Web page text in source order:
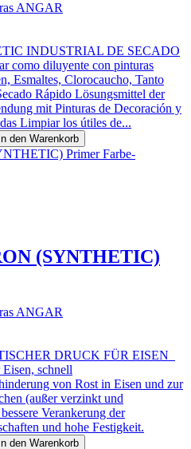
ANGAR
INDUSTRIAL DE SECADO
como diluyente con pinturas
Esmaltes, Clorocaucho, Tanto
Rápido Lösungsmittel der
mit Pinturas de Decoración y
Limpiar los útiles de...
In den Warenkorb
(SYNTHETIC)
ANGAR
DRUCK FÜR EISEN
schnell
von Rost in Eisen und zur
(außer verzinkt und
Verankerung der
und hohe Festigkeit.
In den Warenkorb